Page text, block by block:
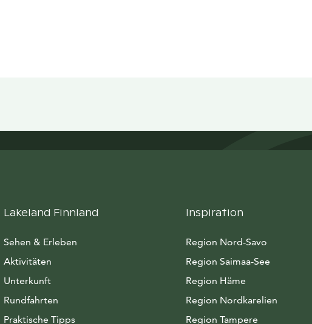
Lakeland Finnland
Sehen & Erleben
Aktivitäten
Unterkunft
Rundfahrten
Praktische Tipps
Inspiration
Region Nord-Savo
Region Saimaa-See
Region Häme
Region Nordkarelien
Region Tampere